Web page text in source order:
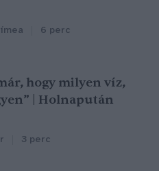
6 perc
hogy milyen víz,
| Holnapután
3 perc